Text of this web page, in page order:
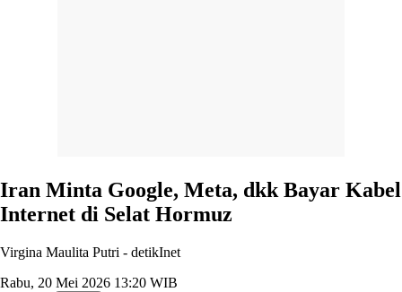
Iran Minta Google, Meta, dkk Bayar Kabel
Internet di Selat Hormuz
Virgina Maulita Putri - detikInet
Rabu, 20 Mei 2026 13:20 WIB